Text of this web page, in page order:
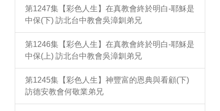
第1247集【彩色人生】在真教會終於明白-耶穌是
中保(下) 訪北台中教會吳漳釧弟兄
第1246集【彩色人生】在真教會終於明白-耶穌是
中保(上) 訪北台中教會吳漳釧弟兄
第1245集【彩色人生】神豐富的恩典與看顧(下)
訪德安教會何敬業弟兄